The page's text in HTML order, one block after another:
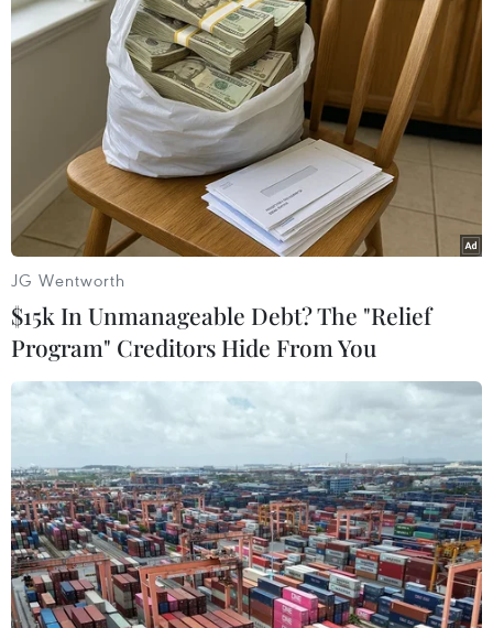
TIN LIÊN QUAN
Bốn ngày nghỉ lễ Quốc
khánh 2024: Toàn quốc xảy ra 257 vụ tai
nạn giao thông
03/09/2024 14:37
Trong 4 ngày nghỉ lễ dịp Quốc khánh 2024 (từ 31/8-
JG Wentworth
$15k In Unmanageable Debt? The "Relief
Program" Creditors Hide From You